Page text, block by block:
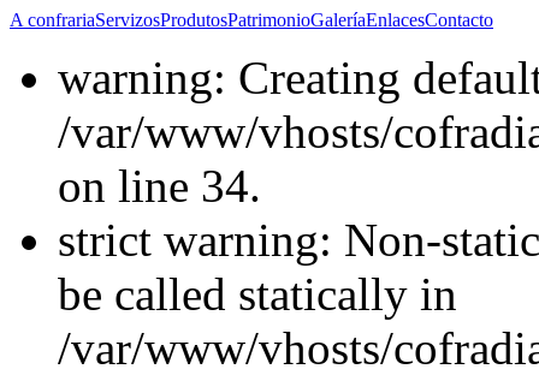
A confrariaServizosProdutosPatrimonioGaleríaEnlacesContacto
warning: Creating
/var/www/vhosts/
on line 34.
strict warning: Non-
be called statically in
/var/www/vhosts/